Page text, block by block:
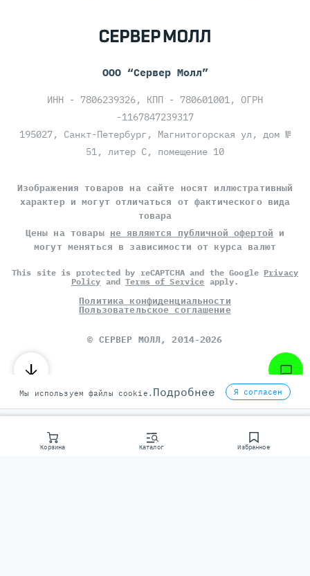
Корзина Каталог Избранное
ООО “Сервер Молл”
ИНН - 7806239326, КПП - 780601001, ОГРН
-1167847239317
195027, Санкт-Петербург, Магнитогорская ул, дом №
51, литер С, помещение 10
Изображения товаров на сайте носят иллюстративный
характер и могут отличаться от фактического вида
товара
Цены на товары не являются публичной офертой и
могут меняться в зависимости от курса валют
This site is protected by reCAPTCHA and the Google Privacy
Policy andTerms of Service apply.
Политика конфиденциальности
Пользовательское соглашение
© СЕРВЕР МОЛЛ, 2014-2026
Мы используем файлы cookie. Подробнее Я согласен